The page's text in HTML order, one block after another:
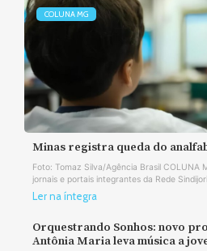
COLUNA MG
Minas registra queda do
Foto: Tomaz Silva/Agência Brasil COLUNA
jornais e portais integrantes da Rede
Ler na íntegra
Orquestrando Sonhos: novo
Antônia Maria leva música a